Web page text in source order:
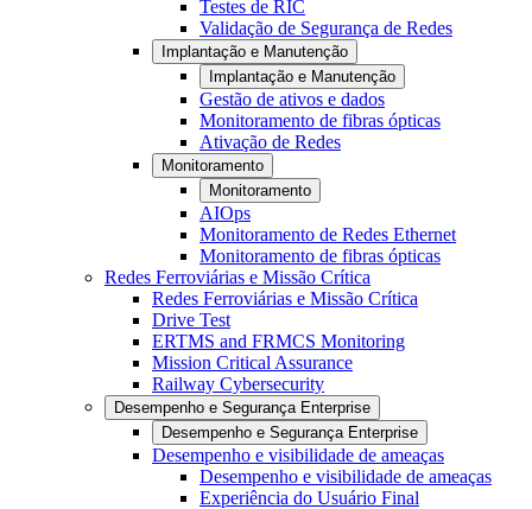
Testes de RIC
Validação de Segurança de Redes
Implantação e Manutenção
Implantação e Manutenção
Gestão de ativos e dados
Monitoramento de fibras ópticas
Ativação de Redes
Monitoramento
Monitoramento
AIOps
Monitoramento de Redes Ethernet
Monitoramento de fibras ópticas
Redes Ferroviárias e Missão Crítica
Redes Ferroviárias e Missão Crítica
Drive Test
ERTMS and FRMCS Monitoring
Mission Critical Assurance
Railway Cybersecurity
Desempenho e Segurança Enterprise
Desempenho e Segurança Enterprise
Desempenho e visibilidade de ameaças
Desempenho e visibilidade de ameaças
Experiência do Usuário Final